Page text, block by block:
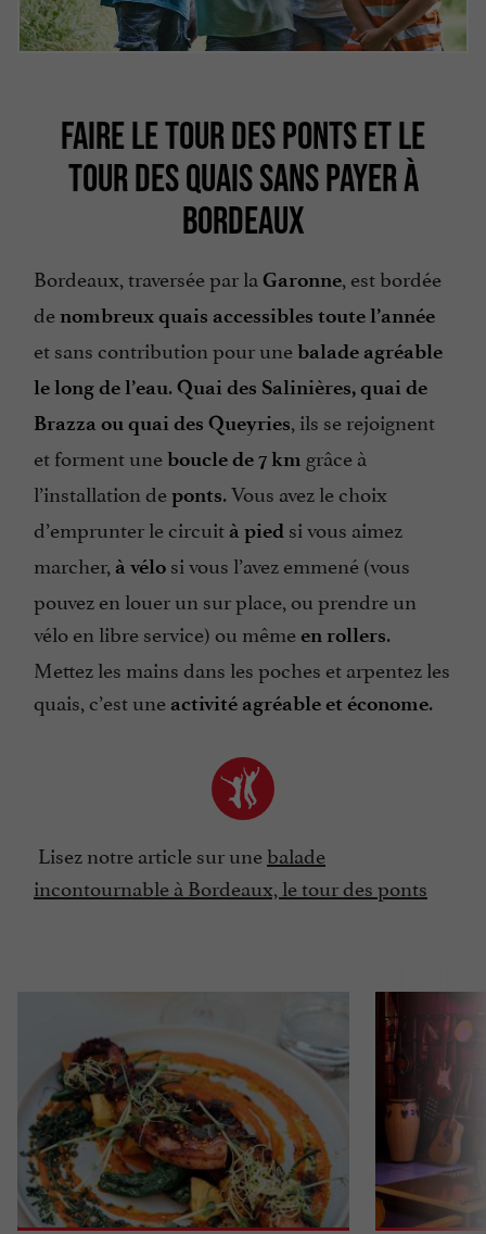
FAIRE LE TOUR DES PONTS ET LE
TOUR DES QUAIS SANS PAYER À
BORDEAUX
Bordeaux, traversée par la Garonne, est bordée
de nombreux quais accessibles toute l’année
et sans contribution pour unebalade agréable
le long de l’eau.Quai des Salinières, quai de
Brazza ou quai des Queyries, ils se rejoignent
et forment uneboucle de 7 km grâce à
l’installation deponts. Vous avez le choix
d’emprunter le circuit à pied si vous aimez
marcher, à vélo si vous l’avez emmené (vous
pouvez en louer un sur place, ou prendre un
vélo en libre service) ou mêmeen rollers.
Mettez les mains dans les poches et arpentez les
quais, c’est une activité agréable et économe.
Lisez notre article sur unebalade
incontournable à Bordeaux, le tour des ponts